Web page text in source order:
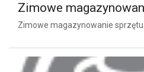
Zimowe
Zimowe magazynowanie sprzętu